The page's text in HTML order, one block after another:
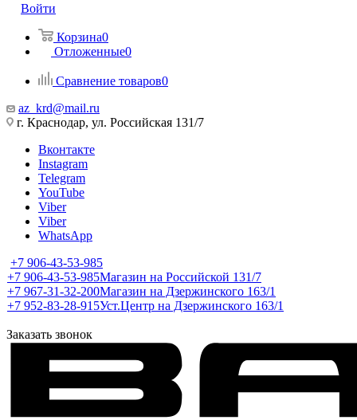
Войти
Корзина0
Отложенные0
Сравнение товаров0
az_krd@mail.ru
г. Краснодар, ул. Российская 131/7
Вконтакте
Instagram
Telegram
YouTube
Viber
Viber
WhatsApp
+7 906-43-53-985
+7 906-43-53-985Магазин на Российской 131/7
+7 967-31-32-200Магазин на Дзержинского 163/1
+7 952-83-28-915Уст.Центр на Дзержинского 163/1
Заказать звонок